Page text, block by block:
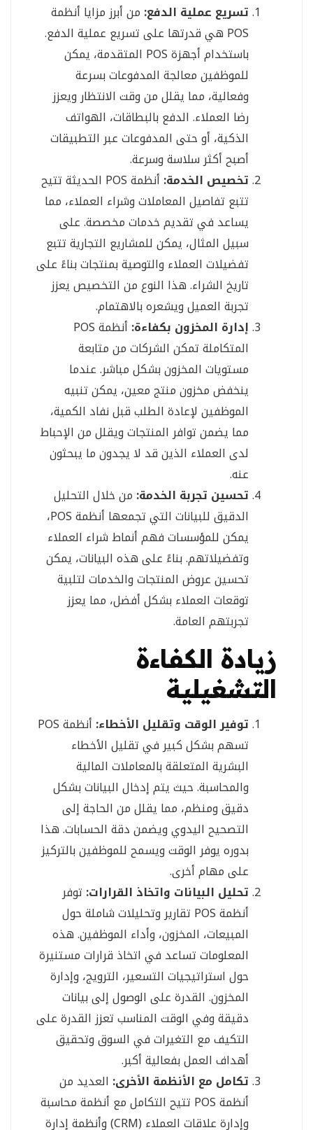
تسريع عملية الدفع: من أبرز مزايا أنظمة
POS هي قدرتها على تسريع عملية الدفع.
باستخدام أجهزة POS المتقدمة، يمكن
للموظفين معالجة المدفوعات بسرعة
وفعالية، مما يقلل من وقت الانتظار ويعزز
رضا العملاء. الدفع بالبطاقات، الهواتف
الذكية، أو حتى المدفوعات عبر التطبيقات
أصبح أكثر سلاسة وسرعة.
تخصيص الخدمة:
أنظمة POS الحديثة تتيح
تتبع تفاصيل المعاملات وشراء العملاء، مما
يساعد في تقديم خدمات مخصصة. على
سبيل المثال، يمكن للمشاريع التجارية تتبع
تفضيلات العملاء والتوصية بمنتجات بناءً على
تاريخ الشراء. هذا النوع من التخصيص يعزز
تجربة العميل ويشعره بالاهتمام.
إدارة المخزون بكفاءة:
أنظمة POS
المتكاملة تمكن الشركات من متابعة
مستويات المخزون بشكل مباشر. عندما
ينخفض مخزون منتج معين، يمكن تنبيه
الموظفين لإعادة الطلب قبل نفاد الكمية،
مما يضمن توافر المنتجات ويقلل من الإحباط
لدى العملاء الذين قد لا يجدون ما يبحثون
عنه.
تحسين تجربة الخدمة: من خلال التحليل
الدقيق للبيانات التي تجمعها أنظمة POS،
يمكن للمؤسسات فهم أنماط شراء العملاء
وتفضيلاتهم. بناءً على هذه البيانات، يمكن
تحسين عروض المنتجات والخدمات لتلبية
توقعات العملاء بشكل أفضل، مما يعزز
تجربتهم العامة.
زيادة الكفاءة
التشغيلية
توفير الوقت وتقليل الأخطاء:
أنظمة POS
تسهم بشكل كبير في تقليل الأخطاء
البشرية المتعلقة بالمعاملات المالية
والمحاسبة. حيث يتم إدخال البيانات بشكل
دقيق ومنظم، مما يقلل من الحاجة إلى
التصحيح اليدوي ويضمن دقة الحسابات. هذا
بدوره يوفر الوقت ويسمح للموظفين بالتركيز
على مهام أخرى.
تحليل البيانات واتخاذ القرارات: توفر
أنظمة POS تقارير وتحليلات شاملة حول
المبيعات، المخزون، وأداء الموظفين. هذه
المعلومات تساعد في اتخاذ قرارات مستنيرة
حول استراتيجيات التسعير، الترويج، وإدارة
المخزون. القدرة على الوصول إلى بيانات
دقيقة وفي الوقت المناسب تعزز القدرة على
التكيف مع التغيرات في السوق وتحقيق
أهداف العمل بفعالية أكبر.
تكامل مع الأنظمة الأخرى: العديد من
أنظمة POS تتيح التكامل مع أنظمة محاسبة
وإدارة علاقات العملاء (CRM) وأنظمة إدارة